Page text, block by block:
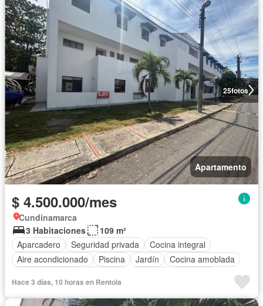
25fotos
Apartamento
$ 4.500.000/mes
Cundinamarca
3 Habitaciones
109 m²
Aparcadero
Seguridad privada
Cocina integral
Aire acondicionado
Piscina Jardín
Cocina amoblada
Completamente amoblado
Hace 3 días, 10 horas en Rentola